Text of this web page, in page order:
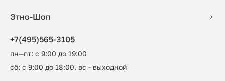
Этно-Шоп
+7(495)565-3105
пн—пт: с 9:00 до 19:00
сб: с 9:00 до 18:00, вс - выходной